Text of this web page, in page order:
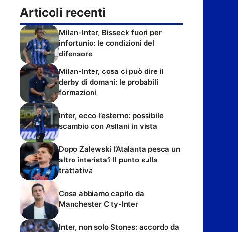
Articoli recenti
Milan-Inter, Bisseck fuori per
infortunio: le condizioni del
difensore
Milan-Inter, cosa ci può dire il
derby di domani: le probabili
formazioni
Inter, ecco l’esterno: possibile
scambio con Asllani in vista
Dopo Zalewski l’Atalanta pesca un
altro interista? Il punto sulla
trattativa
Cosa abbiamo capito da
Manchester City-Inter
Inter, non solo Stones: accordo da